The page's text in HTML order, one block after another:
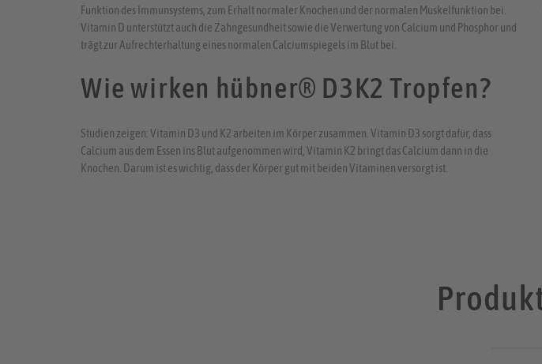
Funktion des Immunsystems, zum Erhalt normaler Knochen und der normalen Muskelfunktion bei.
Vitamin D unterstützt auch die Zahngesundheit sowie die Verwertung von Calcium und Phosphor und
trägt zur Aufrechterhaltung eines normalen Calciumspiegels im Blut bei.
Wie wirken hübner® D3K2 Tropfen?
Studien zeigen: Vitamin D3 und K2 arbeiten im Körper zusammen. Vitamin D3 sorgt dafür, dass
Calcium aus dem Essen ins Blut aufgenommen wird, Vitamin K2 bringt das Calcium dann in die
Knochen. Darum ist es wichtig, dass der Körper gut mit beiden Vitaminen versorgt ist.